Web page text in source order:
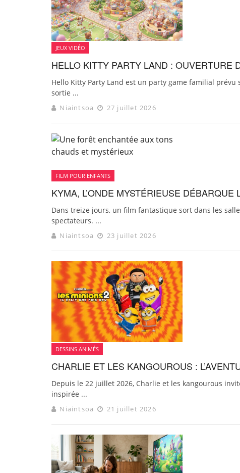
JEUX VIDÉO
HELLO KITTY PARTY LAND : OUVERTURE
Hello Kitty Party Land est un party game familial
sortie ...
Niaintsoa 27 juillet 2026
FILM POUR ENFANTS
KYMA, L’ONDE MYSTÉRIEUSE
Dans treize jours, un film fantastique sort dans les
spectateurs. ...
Niaintsoa 23 juillet 2026
DESSINS ANIMÉS
CHARLIE ET LES KANGOUROUS :
Depuis le 22 juillet 2026, Charlie et les kangourous
inspirée ...
Niaintsoa 21 juillet 2026